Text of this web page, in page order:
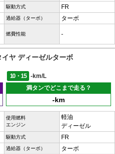
駆動方式 FR
過給器（ターボ） ターボ
燃費性能 -
ヤ ディーゼルターボ
10・15
-km/L
満タンでどこまで走る？
-km
使用燃料
エンジン
軽油
ディーゼル
駆動方式 FR
過給器（ターボ） ターボ